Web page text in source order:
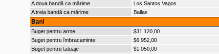
A doua bandă ca mărime
Los Santos Vagos
A treia bandă ca mărime
Ballas
Bani
Buget pentru arme
$31.120,00
Buget pentru îmbracaminte
$6.952,00
Buget pentru tatuaje
$1.050,00